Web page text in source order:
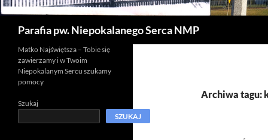
Parafia pw. Niepokalanego Serca NMP
Archiwa tagu:
Matko Najświętsza – Tobie się
zawierzamy i w Twoim
Niepokalanym Sercu szukamy
pomocy
Szukaj
SZUKAJ